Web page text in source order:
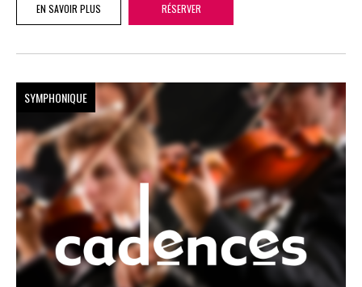
EN SAVOIR PLUS RÉSERVER
SYMPHONIQUE